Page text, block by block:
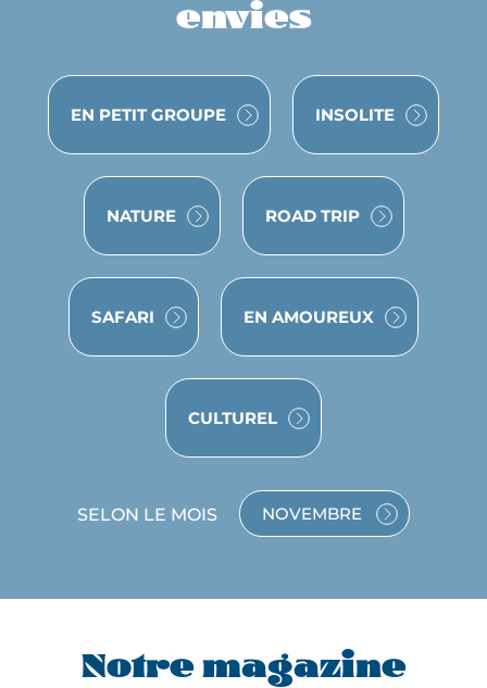
envies
VOYAGE
EN PETIT GROUPE VOYAGE
INSOLITE
VOYAGE
NATURE VOYAGE
ROAD TRIP
VOYAGE
SAFARI VOYAGE
EN AMOUREUX
VOYAGE
CULTUREL
SELON LE MOIS
VOYAGE
NOVEMBRE
Notre magazine